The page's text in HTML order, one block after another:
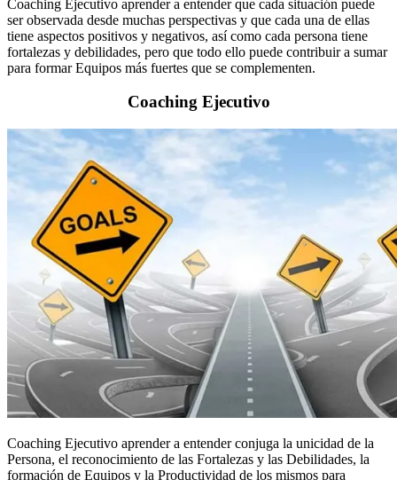
Coaching Ejecutivo aprender a entender que cada situación puede
ser observada desde muchas perspectivas y que cada una de ellas
tiene aspectos positivos y negativos, así como cada persona tiene
fortalezas y debilidades, pero que todo ello puede contribuir a sumar
para formar Equipos más fuertes que se complementen.
Coaching Ejecutivo
Coaching Ejecutivo aprender a entender conjuga la unicidad de la
Persona, el reconocimiento de las Fortalezas y las Debilidades, la
formación de Equipos y la Productividad de los mismos para